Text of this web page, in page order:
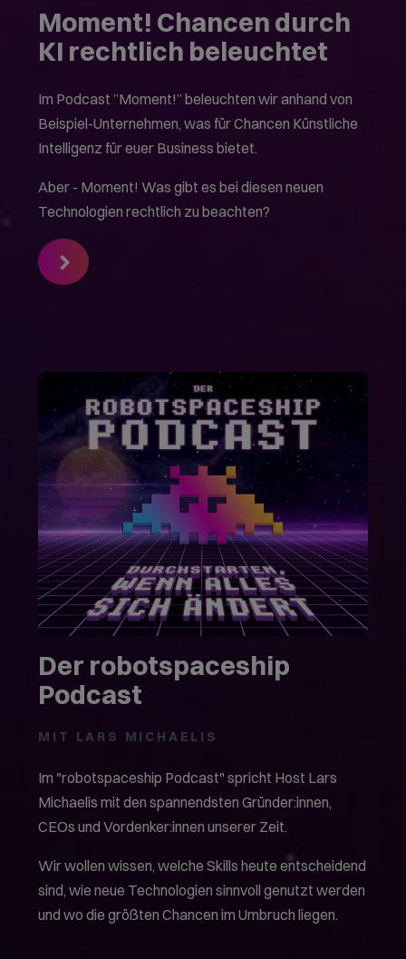
Moment! Chancen durch
KI rechtlich beleuchtet
Im Podcast ”Moment!” beleuchten wir anhand von
Beispiel-Unternehmen, was für Chancen Künstliche
Intelligenz für euer Business bietet.
Aber - Moment! Was gibt es bei diesen neuen
Technologien rechtlich zu beachten?
Der robotspaceship
Podcast
MIT LARS MICHAELIS
Im "robotspaceship Podcast" spricht Host Lars
Michaelis mit den spannendsten Gründer:innen,
CEOs und Vordenker:innen unserer Zeit.
Wir wollen wissen, welche Skills heute entscheidend
sind, wie neue Technologien sinnvoll genutzt werden
und wo die größten Chancen im Umbruch liegen.